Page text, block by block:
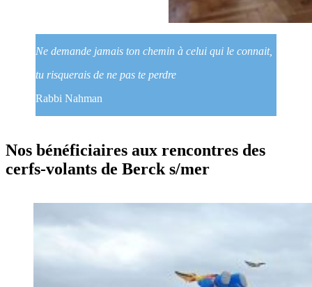
Ne demande jamais ton chemin à celui qui le connait,
tu risquerais de ne pas te perdre
Rabbi Nahman
Nos bénéficiaires aux rencontres des
cerfs-volants de Berck s/mer